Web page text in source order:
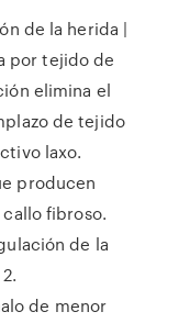
de la herida |
por tejido de
elimina el
de tejido
laxo.
producen
fibroso.
de la
de menor